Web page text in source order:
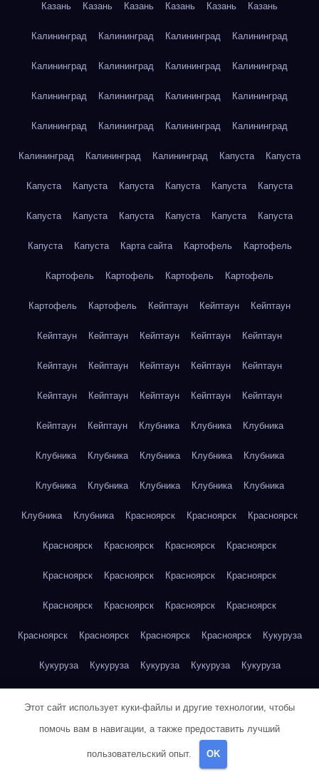
Казань Казань Казань Казань Казань Казань
Калининград Калининград Калининград Калининград
Калининград Калининград Калининград Калининград
Калининград Калининград Калининград Калининград
Калининград Калининград Калининград Калининград
Калининград Калининград Калининград Капуста Капуста
Капуста Капуста Капуста Капуста Капуста Капуста
Капуста Капуста Капуста Капуста Капуста Капуста
Капуста Капуста Карта сайта Картофель Картофель
Картофель Картофель Картофель Картофель
Картофель Картофель Кейптаун Кейптаун Кейптаун
Кейптаун Кейптаун Кейптаун Кейптаун Кейптаун
Кейптаун Кейптаун Кейптаун Кейптаун Кейптаун
Кейптаун Кейптаун Кейптаун Кейптаун Кейптаун
Кейптаун Кейптаун Клубника Клубника Клубника
Клубника Клубника Клубника Клубника Клубника
Клубника Клубника Клубника Клубника Клубника
Клубника Клубника Красноярск Красноярск Красноярск
Красноярск Красноярск Красноярск Красноярск
Красноярск Красноярск Красноярск Красноярск
Красноярск Красноярск Красноярск Красноярск
Красноярск Красноярск Красноярск Красноярск Кукуруза
Кукуруза Кукуруза Кукуруза Кукуруза Кукуруза
Куриная грудка Куриная грудка Куриная грудка
Куриная грудка Куриная грудка Куриная грудка
Этот сайт использует куки-файлы и другие технологии, чтобы
помочь вам в навигации, а также предоставить лучший
пользовательский опыт. OK